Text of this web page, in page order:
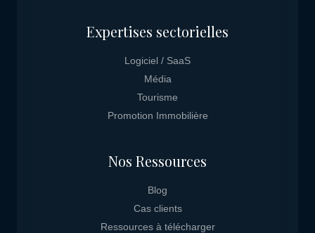
Expertises sectorielles
Logiciel / SaaS
Média
Tourisme
Promotion Immobilière
Nos Ressources
Blog
Cas clients
Ressources à télécharger